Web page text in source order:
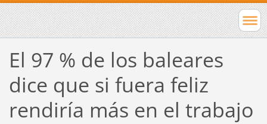
El 97 % de los baleares
dice que si fuera feliz
rendiría más en el trabajo